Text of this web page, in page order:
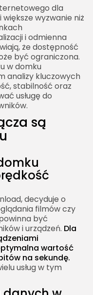
dla
wyzwanie niż
i odmienna
że dostępność
być ograniczona.
w domku
analizy kluczowych
stabilność oraz
usługę do
są
decyduje o
filmów czy
być
i urządzeń. Dla
wartość
na sekundę.
usług w tym
to dobra
bez
najlepiej?
ma lokalizacja i
w domku
w domku
w dużym domu
a
internet w